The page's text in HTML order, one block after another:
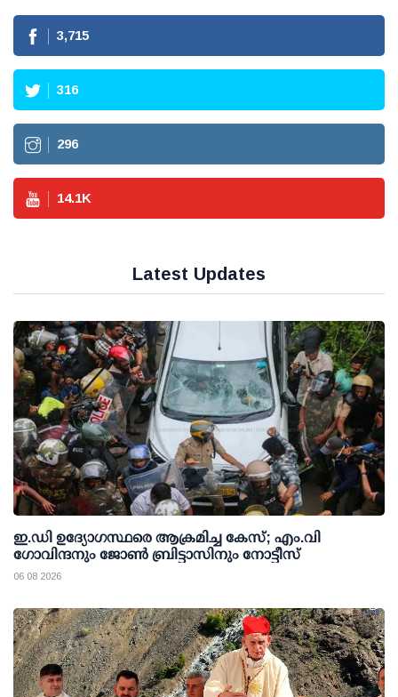
3,715
316
296
14.1K
Latest Updates
ഇ.ഡി ഉദ്യോഗസ്ഥരെ ആക്രമിച്ച കേസ്; എം.വി
ഗോവിന്ദനും ജോണ്‍ ബ്രിട്ടാസിനും നോട്ടീസ്
06 08 2026